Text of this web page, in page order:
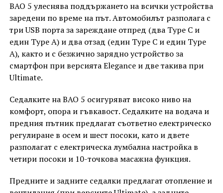
BAO 5 улеснява поддържането на всички устройства
заредени по време на път. Автомобилът разполага с
три USB порта за зареждане отпред (два Type C и
един Type A) и два отзад (един Type C и един Type
A), както и с безжично зарядно устройство за
смартфон при версията Elegance и две такива при
Ultimate.
Седалките на BAO 5 осигуряват високо ниво на
комфорт, опора и гъвкавост. Седалките на водача и
предния пътник предлагат съответно електрическо
регулиране в осем и шест посоки, като и двете
разполагат с електрическа лумбална настройка в
четири посоки и 10-точкова масажна функция.
Предните и задните седалки предлагат отопление и